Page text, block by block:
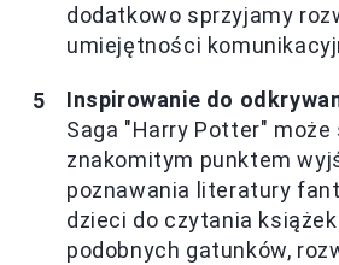
dodatkowo sprzyjamy
umiejętności
Inspirowanie do
Saga "Harry Potter"
znakomitym punktem
poznawania literatury
dzieci do czytania
podobnych gatunków,